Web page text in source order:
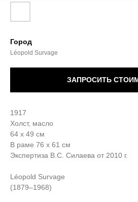
Город
Léopold Survage
ЗАПРОСИТЬ
1917
Холст, масло
64 х 49 см
В раме 76 х 61 см
Экспертиза В.С. Силаева от 2010 г.
Léopold Survage
(1879–1968)